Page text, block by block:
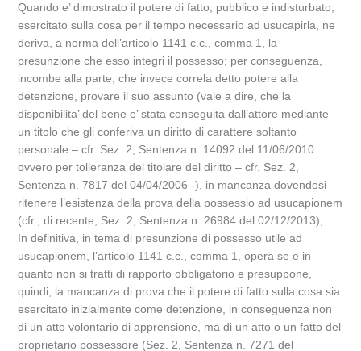
Quando e’ dimostrato il potere di fatto, pubblico e indisturbato,
esercitato sulla cosa per il tempo necessario ad usucapirla, ne
deriva, a norma dell’articolo 1141 c.c., comma 1, la
presunzione che esso integri il possesso; per conseguenza,
incombe alla parte, che invece correla detto potere alla
detenzione, provare il suo assunto (vale a dire, che la
disponibilita’ del bene e’ stata conseguita dall’attore mediante
un titolo che gli conferiva un diritto di carattere soltanto
personale – cfr. Sez. 2, Sentenza n. 14092 del 11/06/2010
ovvero per tolleranza del titolare del diritto – cfr. Sez. 2,
Sentenza n. 7817 del 04/04/2006 -), in mancanza dovendosi
ritenere l’esistenza della prova della possessio ad usucapionem
(cfr., di recente, Sez. 2, Sentenza n. 26984 del 02/12/2013);
In definitiva, in tema di presunzione di possesso utile ad
usucapionem, l’articolo 1141 c.c., comma 1, opera se e in
quanto non si tratti di rapporto obbligatorio e presuppone,
quindi, la mancanza di prova che il potere di fatto sulla cosa sia
esercitato inizialmente come detenzione, in conseguenza non
di un atto volontario di apprensione, ma di un atto o un fatto del
proprietario possessore (Sez. 2, Sentenza n. 7271 del